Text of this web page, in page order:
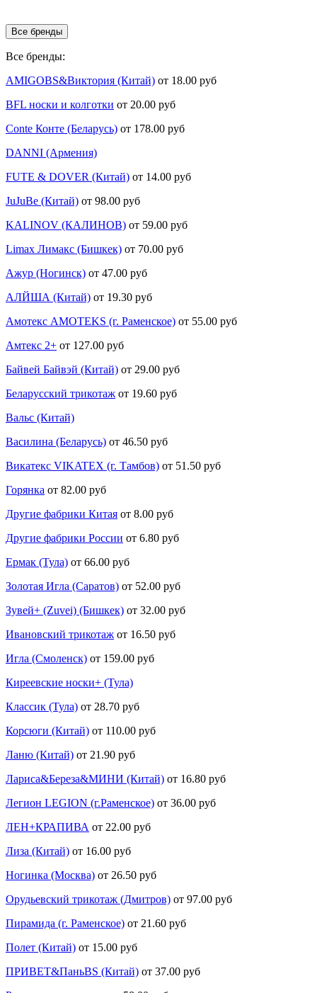
Все бренды
Все бренды:
AMIGOBS&Виктория (Китай) от 18.00 руб
BFL носки и колготки от 20.00 руб
Conte Конте (Беларусь) от 178.00 руб
DANNI (Армения)
FUTE & DOVER (Китай) от 14.00 руб
JuJuBe (Китай) от 98.00 руб
KALINOV (КАЛИНОВ) от 59.00 руб
Limax Лимакс (Бишкек) от 70.00 руб
Ажур (Ногинск) от 47.00 руб
АЛЙША (Китай) от 19.30 руб
Амотекс AMOTEKS (г. Раменское) от 55.00 руб
Амтекс 2+ от 127.00 руб
Байвей Байвэй (Китай) от 29.00 руб
Беларусский трикотаж от 19.60 руб
Вальс (Китай)
Василина (Беларусь) от 46.50 руб
Викатекс VIKATEX (г. Тамбов) от 51.50 руб
Горянка от 82.00 руб
Другие фабрики Китая от 8.00 руб
Другие фабрики России от 6.80 руб
Ермак (Тула) от 66.00 руб
Золотая Игла (Саратов) от 52.00 руб
Зувей+ (Zuvei) (Бишкек) от 32.00 руб
Ивановский трикотаж от 16.50 руб
Игла (Смоленск) от 159.00 руб
Киреевские носки+ (Тула)
Классик (Тула) от 28.70 руб
Корсюги (Китай) от 110.00 руб
Ланю (Китай) от 21.90 руб
Лариса&Береза&МИНИ (Китай) от 16.80 руб
Легион LEGION (г.Раменское) от 36.00 руб
ЛЕН+КРАПИВА от 22.00 руб
Лиза (Китай) от 16.00 руб
Ногинка (Москва) от 26.50 руб
Орудьевский трикотаж (Дмитров) от 97.00 руб
Пирамида (г. Раменское) от 21.60 руб
Полет (Китай) от 15.00 руб
ПРИВЕТ&ПаньBS (Китай) от 37.00 руб